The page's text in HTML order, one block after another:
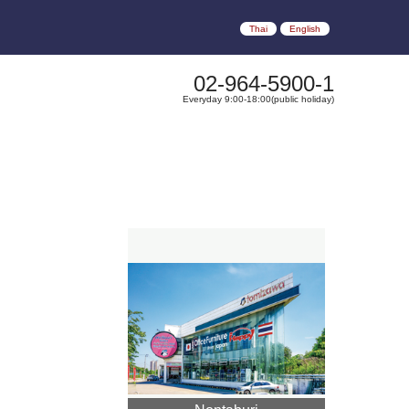
Thai English
02-964-5900-1
Everyday 9:00-18:00(public holiday)